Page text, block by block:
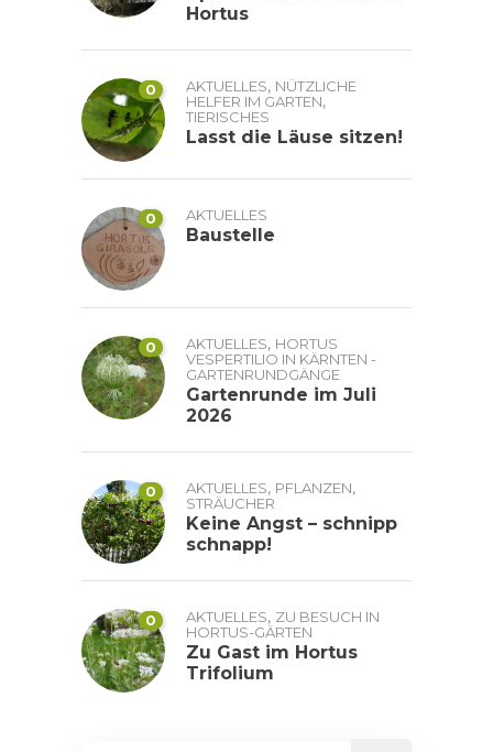
Hortus
0 AKTUELLES, NÜTZLICHE
HELFER IM GARTEN,
TIERISCHES
Lasst die Läuse sitzen!
0 AKTUELLES
Baustelle
0 AKTUELLES, HORTUS
VESPERTILIO IN KÄRNTEN -
GARTENRUNDGÄNGE
Gartenrunde im Juli
2026
0 AKTUELLES, PFLANZEN,
STRÄUCHER
Keine Angst – schnipp
schnapp!
0 AKTUELLES, ZU BESUCH IN
HORTUS-GÄRTEN
Zu Gast im Hortus
Trifolium